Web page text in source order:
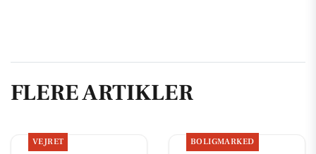
FLERE ARTIKLER
VEJRET BOLIGMARKED